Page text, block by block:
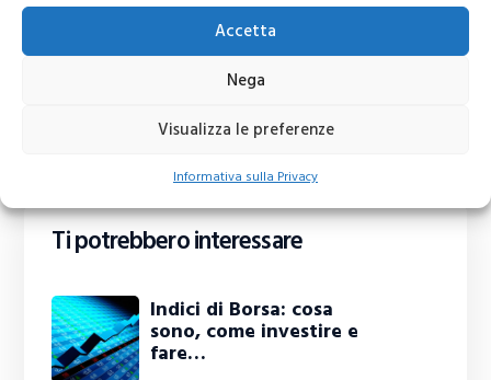
Accetta
Nega
Visualizza le preferenze
Informativa sulla Privacy
Ti potrebbero interessare
Indici di Borsa: cosa
sono, come investire e
fare…